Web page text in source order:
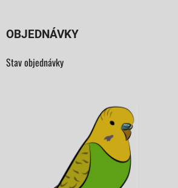
OBJEDNÁVKY
Stav objednávky